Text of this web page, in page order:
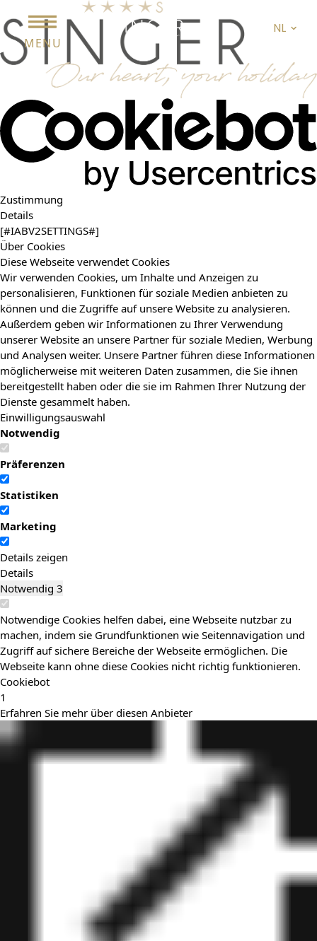
Zustimmung
Details
[#IABV2SETTINGS#]
Über Cookies
Diese Webseite verwendet Cookies
Wir verwenden Cookies, um Inhalte und Anzeigen zu
personalisieren, Funktionen für soziale Medien anbieten zu
können und die Zugriffe auf unsere Website zu analysieren.
Außerdem geben wir Informationen zu Ihrer Verwendung
unserer Website an unsere Partner für soziale Medien, Werbung
und Analysen weiter. Unsere Partner führen diese Informationen
möglicherweise mit weiteren Daten zusammen, die Sie ihnen
bereitgestellt haben oder die sie im Rahmen Ihrer Nutzung der
Dienste gesammelt haben.
Einwilligungsauswahl
Notwendig
Präferenzen
Statistiken
Marketing
Details zeigen
Details
Notwendig 3
Notwendige Cookies helfen dabei, eine Webseite nutzbar zu
machen, indem sie Grundfunktionen wie Seitennavigation und
Zugriff auf sichere Bereiche der Webseite ermöglichen. Die
Webseite kann ohne diese Cookies nicht richtig funktionieren.
Cookiebot
1
Erfahren Sie mehr über diesen Anbieter
MENU
NL